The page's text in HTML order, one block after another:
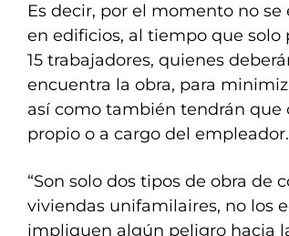
Es decir, por el momento no
en edificios, al tiempo que solo
15 trabajadores, quienes
encuentra la obra, para
así como también tendrán
propio o a cargo del empleador.
“Son solo dos tipos de obra de
viviendas unifamilaires, no los
impliquen algún peligro hacia